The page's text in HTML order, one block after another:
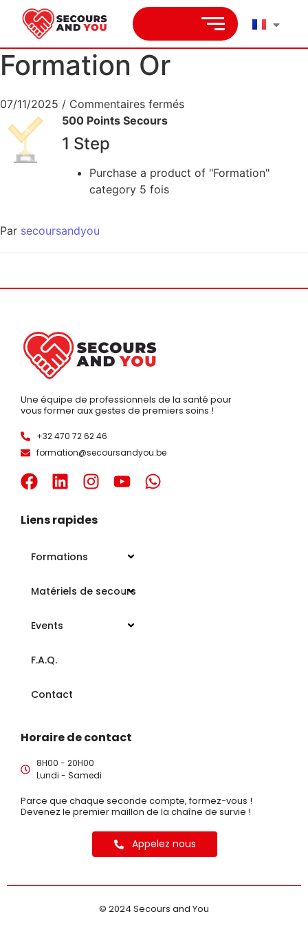
Formation Or
07/11/2025 / Commentaires fermés
500 Points Secours
1 Step
Purchase a product of "Formation"
category 5 fois
Par secoursandyou
Une équipe de professionnels de la santé pour
vous former aux gestes de premiers soins !
+32 470 72 62 46
formation@secoursandyou.be
Liens rapides
Formations
Matériels de secours
Events
F.A.Q.
Contact
Horaire de contact
8H00 - 20H00
Lundi - Samedi
Parce que chaque seconde compte, formez-vous !
Devenez le premier maillon de la chaîne de survie !
Appelez nous
© 2024 Secours and You